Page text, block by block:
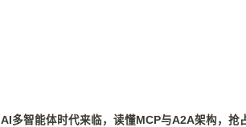
AI多智能体时代来临，读懂MCP与A2A架构，抢